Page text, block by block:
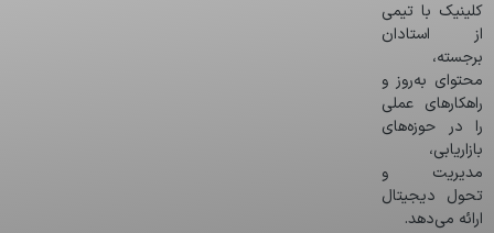
کلینیک با تیمی
از استادان
برجسته،
محتوای به‌روز و
راهکارهای عملی
را در حوزه‌های
بازاریابی،
مدیریت و
تحول دیجیتال
ارائه می‌دهد.